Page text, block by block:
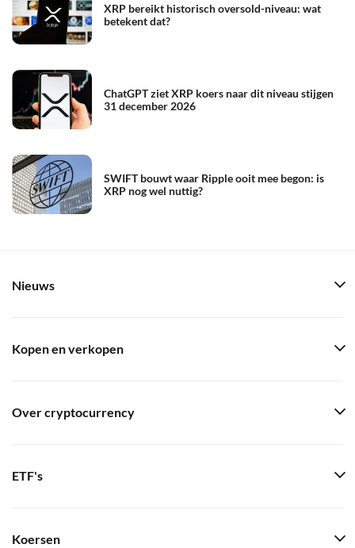
XRP bereikt historisch oversold-niveau: wat
betekent dat?
ChatGPT ziet XRP koers naar dit niveau stijgen
31 december 2026
SWIFT bouwt waar Ripple ooit mee begon: is
XRP nog wel nuttig?
Nieuws
Kopen en verkopen
Over cryptocurrency
ETF's
Koersen